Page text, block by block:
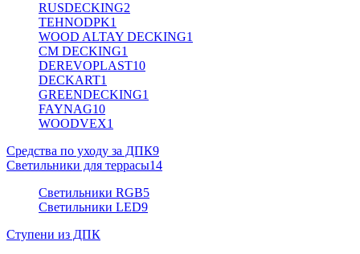
RUSDECKING2
TEHNODPK1
WOOD ALTAY DECKING1
CM DECKING1
DEREVOPLAST10
DECKART1
GREENDECKING1
FAYNAG10
WOODVEX1
Средства по уходу за ДПК9
Светильники для террасы14
Светильники RGB5
Светильники LED9
Ступени из ДПК